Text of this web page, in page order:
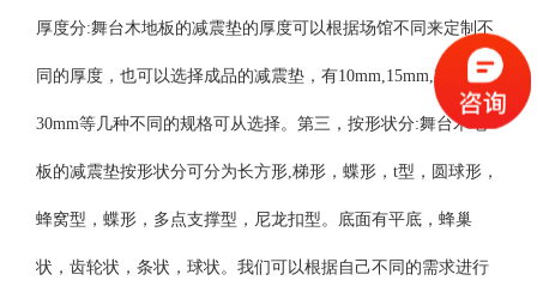
厚度分:舞台木地板的减震垫的厚度可以根据场馆不同来定制不
同的厚度，也可以选择成品的减震垫，有10mm,15mm,20mm，
30mm等几种不同的规格可从选择。第三，按形状分:舞台木地
板的减震垫按形状分可分为长方形,梯形，蝶形，t型，圆球形，
蜂窝型，蝶形，多点支撑型，尼龙扣型。底面有平底，蜂巢
状，齿轮状，条状，球状。我们可以根据自己不同的需求进行